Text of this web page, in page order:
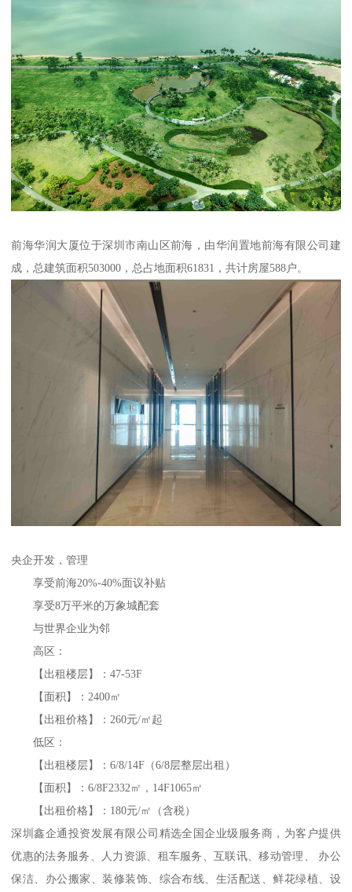
前海华润大厦位于深圳市南山区前海，由华润置地前海有限公司建
成，总建筑面积503000，总占地面积61831，共计房屋588户。
央企开发，管理
享受前海20%-40%面议补贴
享受8万平米的万象城配套
与世界企业为邻
高区：
【出租楼层】：47-53F
【面积】：2400㎡
【出租价格】：260元/㎡起
低区：
【出租楼层】：6/8/14F（6/8层整层出租）
【面积】：6/8F2332㎡，14F1065㎡
【出租价格】：180元/㎡（含税）
深圳鑫企通投资发展有限公司精选全国企业级服务商，为客户提供
优惠的法务服务、人力资源、租车服务、互联讯、移动管理、 办公
保洁、办公搬家、装修装饰、综合布线、生活配送、鲜花绿植、设